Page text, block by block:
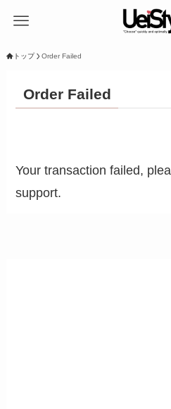
トップ Order Failed
Order Failed
Your transaction failed,
support.